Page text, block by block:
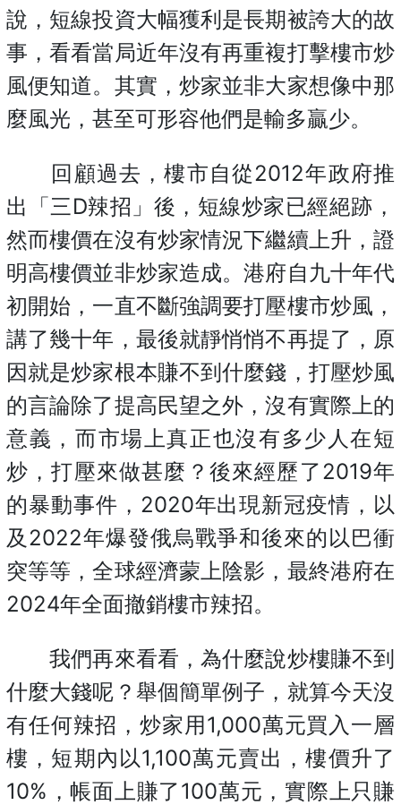
說，短線投資大幅獲利是長期被誇大的故
事，看看當局近年沒有再重複打擊樓市炒
風便知道。其實，炒家並非大家想像中那
麼風光，甚至可形容他們是輸多贏少。
回顧過去，樓市自從2012年政府推
出「三D辣招」後，短線炒家已經絕跡，
然而樓價在沒有炒家情況下繼續上升，證
明高樓價並非炒家造成。港府自九十年代
初開始，一直不斷強調要打壓樓市炒風，
講了幾十年，最後就靜悄悄不再提了，原
因就是炒家根本賺不到什麼錢，打壓炒風
的言論除了提高民望之外，沒有實際上的
意義，而市場上真正也沒有多少人在短
炒，打壓來做甚麼？後來經歷了2019年
的暴動事件，2020年出現新冠疫情，以
及2022年爆發俄烏戰爭和後來的以巴衝
突等等，全球經濟蒙上陰影，最終港府在
2024年全面撤銷樓市辣招。
我們再來看看，為什麼說炒樓賺不到
什麼大錢呢？舉個簡單例子，就算今天沒
有任何辣招，炒家用1,000萬元買入一層
樓，短期內以1,100萬元賣出，樓價升了
10%，帳面上賺了100萬元，實際上只賺